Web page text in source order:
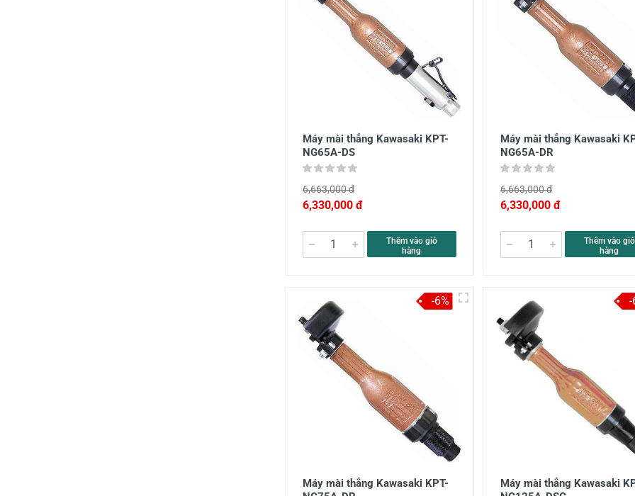
Máy mài thẳng Kawasaki KPT-
NG65A-DS
6,663,000 đ
6,330,000 đ
Thêm vào giỏ
hàng
Máy mài thẳng Kawasaki
NG65A-DR
6,663,000 đ
6,330,000 đ
Thêm vào giỏ
hàng
Máy mài thẳng Kawasaki KPT-
-6%
Máy mài thẳng Kawasaki
-